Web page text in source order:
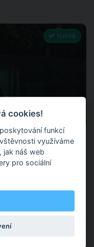
Nabírá
aktuálně 95. v ČR
cookies!
funkcí
využíváme
jak náš web
pro sociální